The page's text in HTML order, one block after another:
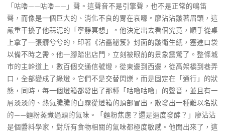
「咕嚕——咕嚕——」聲。這聲音不是引擎聲，也不是正常的鳴笛
聲，而像是一個巨大的、消化不良的胃在哀嚎。廖沾沾皺著眉頭，這
嚴重干擾了他蒜泥的「寧靜冥想」。他決定出去看個究竟，順手從桌
上拿了一張髒兮兮的，印著《沾醬秘笈》封面的皺衛生紙，塞進口袋
以備不時之需。他一腳踏出店門，立刻被眼前的景象震驚了。整條城
市的主幹道上，數百個交通信號燈，從東邊到西邊，從高架橋到巷弄
口，全部變成了綠燈。它們不是交替閃爍，而是固定在「通行」的狀
態，同時，每一個燈箱都發出了那種「咕嚕咕嚕」的聲音，並且有一
層淡淡的、熱氣騰騰的白霧從燈箱的頂部冒出，散發出一種難以名狀
的——麵粉蒸煮過頭的氣味。「麵粉焦慮？還是過度發酵？」廖沾沾
是個醬料學家，對所有食物相關的氣味都極度敏感。他聞出來了，這